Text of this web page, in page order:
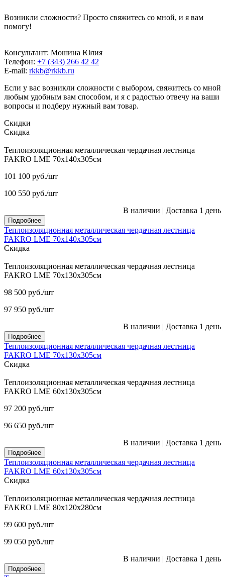
Возникли сложности? Просто свяжитесь со мной, и я вам
помогу!
Консультант: Мошина Юлия
Телефон: +7 (343) 266 42 42
E-mail: rkkb@rkkb.ru
Если у вас возникли сложности с выбором, свяжитесь со мной
любым удобным вам способом, и я с радостью отвечу на ваши
вопросы и подберу нужный вам товар.
Скидки
Скидка
Теплоизоляционная металлическая чердачная лестница
FAKRO LME 70х140х305см
101 100 руб./шт
100 550 руб./шт
В наличии | Доставка 1 день
Подробнее
Теплоизоляционная металлическая чердачная лестница
FAKRO LME 70х140х305см
Скидка
Теплоизоляционная металлическая чердачная лестница
FAKRO LME 70х130х305см
98 500 руб./шт
97 950 руб./шт
В наличии | Доставка 1 день
Подробнее
Теплоизоляционная металлическая чердачная лестница
FAKRO LME 70х130х305см
Скидка
Теплоизоляционная металлическая чердачная лестница
FAKRO LME 60х130х305см
97 200 руб./шт
96 650 руб./шт
В наличии | Доставка 1 день
Подробнее
Теплоизоляционная металлическая чердачная лестница
FAKRO LME 60х130х305см
Скидка
Теплоизоляционная металлическая чердачная лестница
FAKRO LME 80х120х280см
99 600 руб./шт
99 050 руб./шт
В наличии | Доставка 1 день
Подробнее